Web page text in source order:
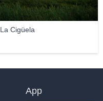
La Cigüela
App